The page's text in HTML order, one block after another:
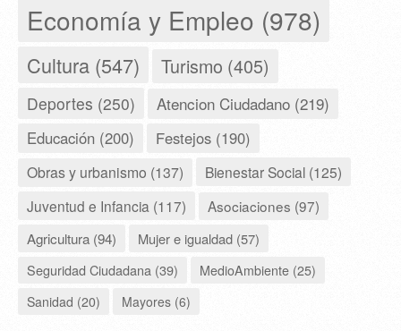
Economía y Empleo (978)
Cultura (547) Turismo (405)
Deportes (250) Atencion Ciudadano (219)
Educación (200) Festejos (190)
Obras y urbanismo (137)
Bienestar Social (125)
Juventud e Infancia (117)
Asociaciones (97)
Agricultura (94)
Mujer e igualdad (57)
Seguridad Ciudadana (39)
MedioAmbiente (25)
Sanidad (20)
Mayores (6)